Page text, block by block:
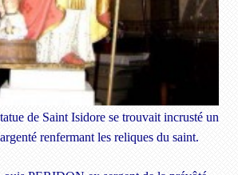
de Saint Isidore se trouvait incrusté un
renfermant les reliques du saint.